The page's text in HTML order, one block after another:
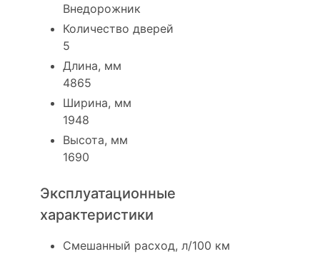
Внедорожник
Количество дверей
5
Длина, мм
4865
Ширина, мм
1948
Высота, мм
1690
Эксплуатационные
характеристики
Смешанный расход, л/100 км